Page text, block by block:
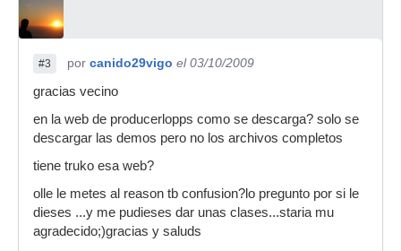
#3 por canido29vigo el 03/10/2009
gracias vecino
en la web de producerlopps como se descarga? solo se
descargar las demos pero no los archivos completos
tiene truko esa web?
olle le metes al reason tb confusion?lo pregunto por si le
dieses ...y me pudieses dar unas clases...staria mu
agradecido;)gracias y saluds